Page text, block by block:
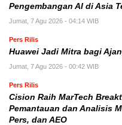
Pengembangan AI di Asia
Jumat, 7 Agu 2026 - 04:14 WIB
Pers Rilis
Huawei Jadi Mitra bagi
Jumat, 7 Agu 2026 - 00:42 WIB
Pers Rilis
Cision Raih MarTech
Pemantauan dan Analisis
Pers, dan AEO